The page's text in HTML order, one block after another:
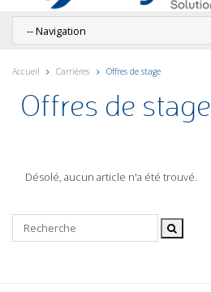
Accueil Carrières Offres de stage
Offres de stage
Désolé, aucun article n'a été trouvé.